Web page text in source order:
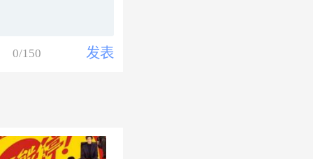
发表
0/150